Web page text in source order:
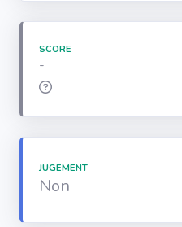
SCORE
-
JUGEMENT
Non